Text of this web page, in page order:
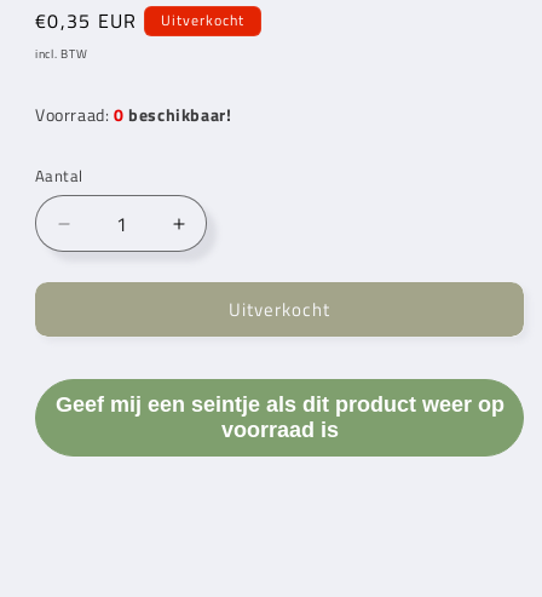
Normale
prijs
€0,35 EUR Uitverkocht
incl. BTW
Voorraad: 0 beschikbaar!
Aantal
Aantal
verlagen
voor
Wol
Aantal
verhogen
voor
Bedeltje
Wol
Uitverkocht
Geef mij een seintje als dit product weer op
voorraad is